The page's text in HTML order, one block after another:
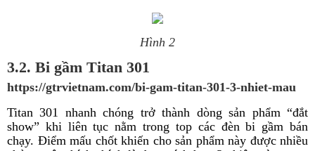
Hình 2
3.2. Bi gầm Titan 301
https://gtrvietnam.com/bi-gam-titan-301-3-nhiet-mau
Titan 301 nhanh chóng trở thành dòng sản phẩm “đắt
show” khi liên tục nằm trong top các đèn bi gầm bán
chạy. Điểm mấu chốt khiến cho sản phẩm này được nhiều